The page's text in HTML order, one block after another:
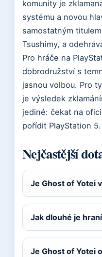
komunity je
systému a novou
samostatným
Tsushimy, a
Pro hráče na
dobrodružství s
jasnou volbou. Pro
je výsledek
jediné: čekat na
pořídit PlayStation 5.
Nejčastější
Je Ghost of Yotei
Jak dlouhé je
Je Ghost of Yotei